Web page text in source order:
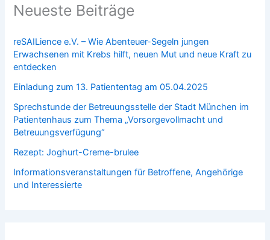
Neueste Beiträge
reSAILience e.V. – Wie Abenteuer-Segeln jungen
Erwachsenen mit Krebs hilft, neuen Mut und neue Kraft zu
entdecken
Einladung zum 13. Patiententag am 05.04.2025
Sprechstunde der Betreuungsstelle der Stadt München im
Patientenhaus zum Thema „Vorsorgevollmacht und
Betreuungsverfügung“
Rezept: Joghurt-Creme-brulee
Informationsveranstaltungen für Betroffene, Angehörige
und Interessierte